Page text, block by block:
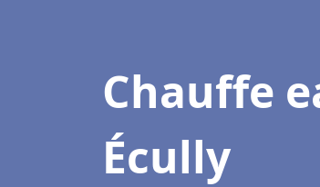
Chauffe
Écully